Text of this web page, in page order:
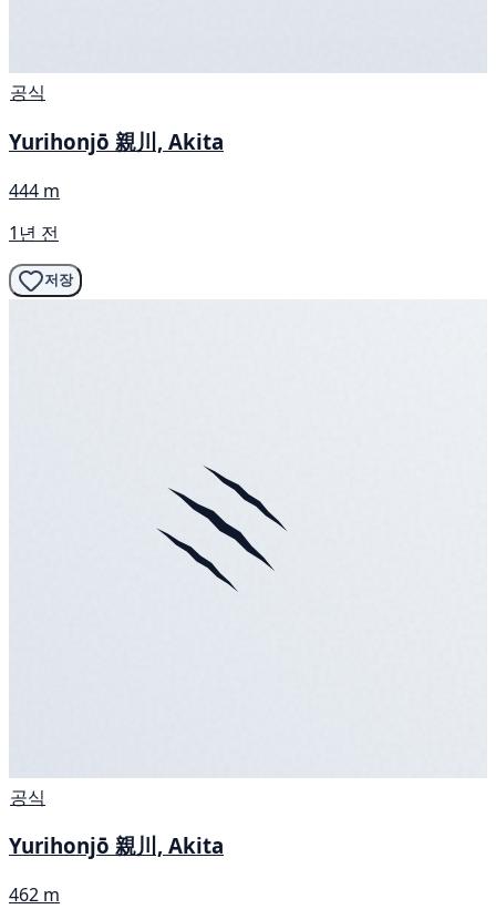
공식
Yurihonjō 親川, Akita
444 m
1년 전
저장
공식
Yurihonjō 親川, Akita
462 m